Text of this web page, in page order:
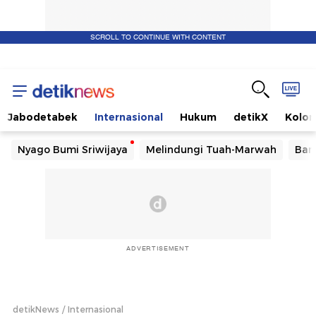
SCROLL TO CONTINUE WITH CONTENT
Jabodetabek Internasional Hukum detikX
Nyago Bumi Sriwijaya Melindungi Tuah-Marwah
ADVERTISEMENT
detikNews Internasional